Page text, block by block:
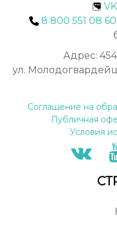
8 800 551 08 60
Адрес:
ул.
Соглашение на
Публичная
Условия